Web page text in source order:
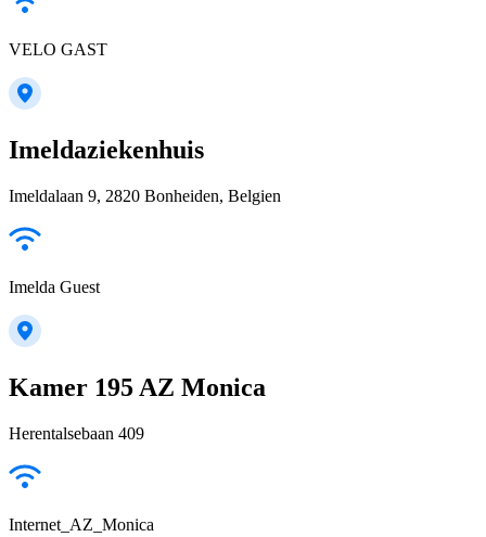
VELO GAST
Imeldaziekenhuis
Imeldalaan 9, 2820 Bonheiden, Belgien
Imelda Guest
Kamer 195 AZ Monica
Herentalsebaan 409
Internet_AZ_Monica